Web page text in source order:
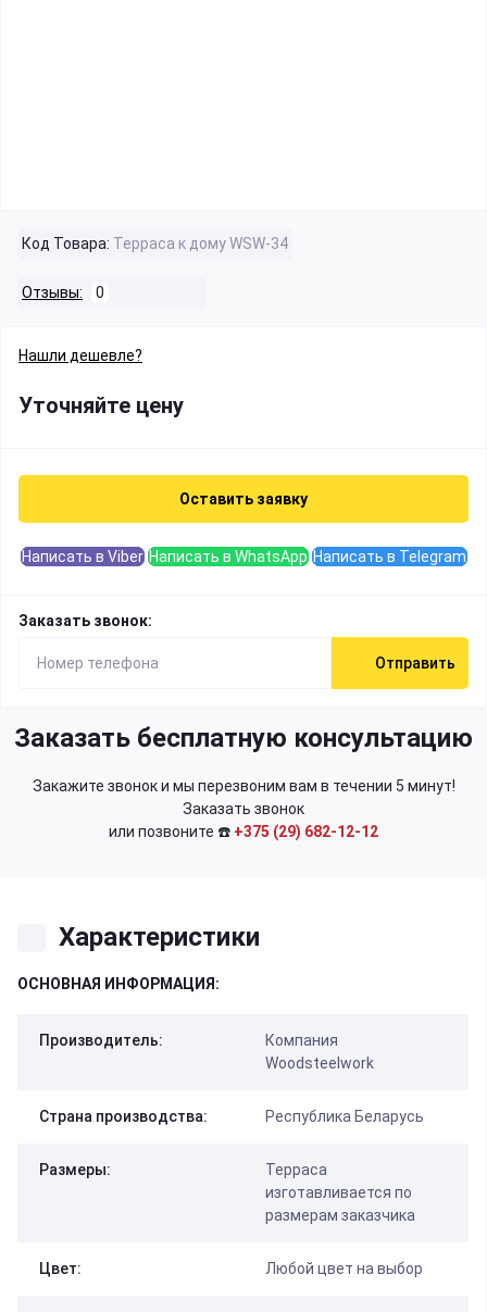
Код Товара: Терраса к дому WSW-34
Отзывы: 0
Нашли дешевле?
Уточняйте цену
Оставить заявку
Написать в Viber Написать в WhatsApp Написать в Telegram
Заказать звонок:
Отправить
Заказать бесплатную консультацию
Закажите звонок и мы перезвоним вам в течении 5 минут!
Заказать звонок
или позвоните ☎️ +375 (29) 682-12-12
Характеристики
ОСНОВНАЯ ИНФОРМАЦИЯ:
Производитель:
Компания
Woodsteelwork
Страна производства: Республика Беларусь
Размеры:
Терраса
изготавливается по
размерам заказчика
Цвет: Любой цвет на выбор